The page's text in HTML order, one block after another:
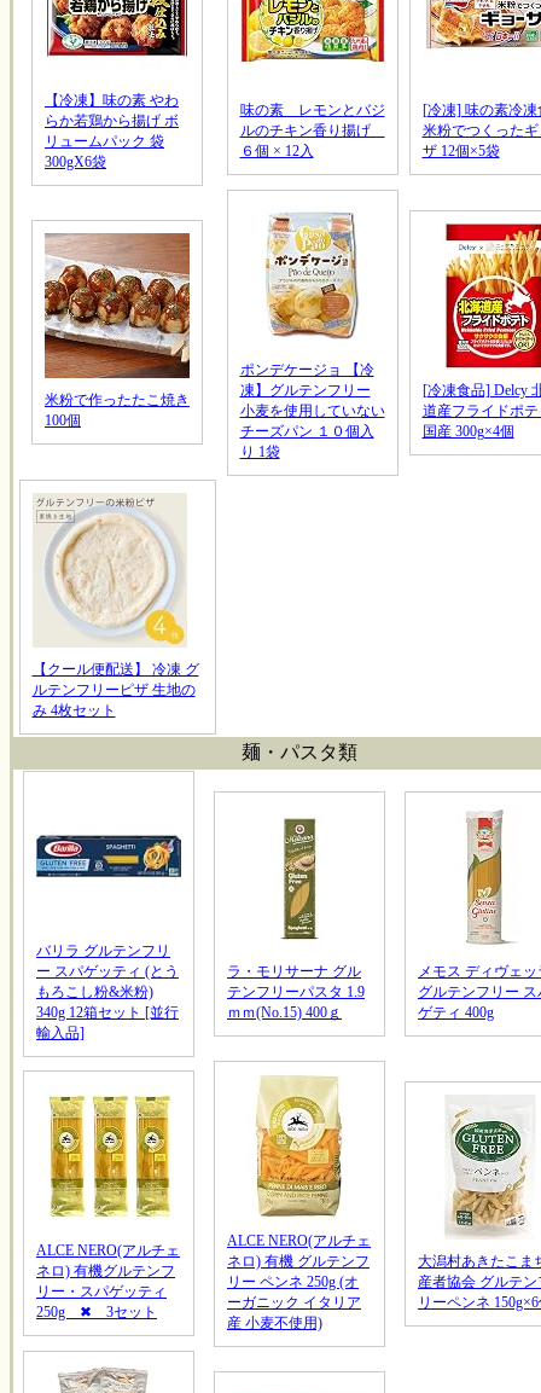
【冷凍】味の素 やわ
らか若鶏から揚げ ボ
リュームパック 袋
300gX6袋
味の素 レモンとバジ
ルのチキン香り揚げ
６個 × 12入
[冷凍] 味の素冷凍
米粉でつくったギ
ザ 12個×5袋
米粉で作ったたこ焼き
100個
ポンデケージョ 【冷
凍】グルテンフリー
小麦を使用していない
チーズパン １０個入
り 1袋
[冷凍食品] Delcy
道産フライドポテ
国産 300g×4個
【クール便配送】 冷凍 グ
ルテンフリーピザ 生地の
み 4枚セット
麺・パスタ類
バリラ グルテンフリ
ー スパゲッティ (とう
もろこし粉&米粉)
340g 12箱セット [並行
輸入品]
ラ・モリサーナ グル
テンフリーパスタ 1.9
ｍｍ(No.15) 400ｇ
メモス ディヴェッ
グルテンフリー ス
ゲティ 400g
ALCE NERO(アルチェ
ネロ) 有機グルテンフ
リー・スパゲッティ
250g ✖ 3セット
ALCE NERO(アルチェ
ネロ) 有機 グルテンフ
リー ペンネ 250g (オ
ーガニック イタリア
産 小麦不使用)
大潟村あきたこま
産者協会 グルテン
リーペンネ